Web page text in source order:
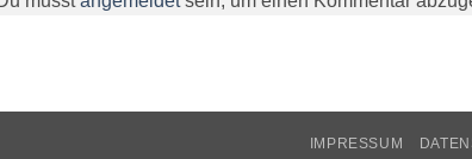
IMPRESSUM